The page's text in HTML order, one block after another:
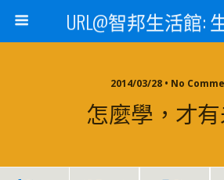
URL@智邦生活館:
2014/03/28 • No
怎麼學，才